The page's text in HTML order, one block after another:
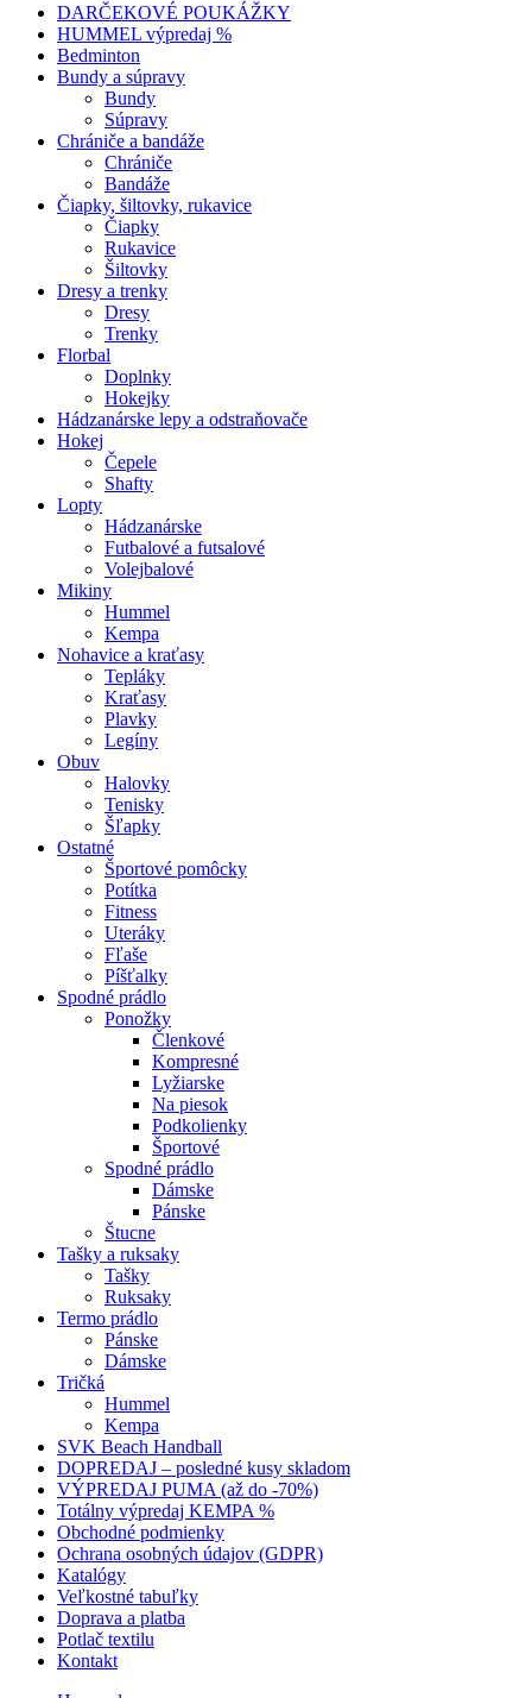
DARČEKOVÉ POUKÁŽKY
HUMMEL výpredaj %
Bedminton
Bundy a súpravy
Bundy
Súpravy
Chrániče a bandáže
Chrániče
Bandáže
Čiapky, šiltovky, rukavice
Čiapky
Rukavice
Šiltovky
Dresy a trenky
Dresy
Trenky
Florbal
Doplnky
Hokejky
Hádzanárske lepy a odstraňovače
Hokej
Čepele
Shafty
Lopty
Hádzanárske
Futbalové a futsalové
Volejbalové
Mikiny
Hummel
Kempa
Nohavice a kraťasy
Tepláky
Kraťasy
Plavky
Legíny
Obuv
Halovky
Tenisky
Šľapky
Ostatné
Športové pomôcky
Potítka
Fitness
Uteráky
Fľaše
Píšťalky
Spodné prádlo
Ponožky
Členkové
Kompresné
Lyžiarske
Na piesok
Podkolienky
Športové
Spodné prádlo
Dámske
Pánske
Štucne
Tašky a ruksaky
Tašky
Ruksaky
Termo prádlo
Pánske
Dámske
Tričká
Hummel
Kempa
SVK Beach Handball
DOPREDAJ – posledné kusy skladom
VÝPREDAJ PUMA (až do -70%)
Totálny výpredaj KEMPA %
Obchodné podmienky
Ochrana osobných údajov (GDPR)
Katalógy
Veľkostné tabuľky
Doprava a platba
Potlač textilu
Kontakt